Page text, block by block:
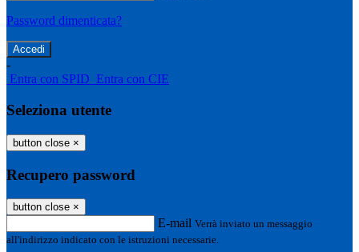
Password dimenticata?
-
Entra con SPID Entra con CIE
Seleziona utente
button close ×
Recupero password
button close ×
E-mail Verrà inviato un messaggio
all'indirizzo indicato con le istruzioni necessarie.